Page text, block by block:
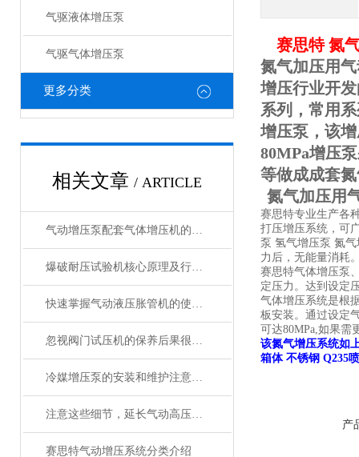
气驱液体增压泵
气驱气体增压泵
更多分类
相关文章 / ARTICLE
气动增压泵配套气体增压机的优点
爆破耐压试验机核心原理及行业应用
快速掌握气动液压胀管机的使用要点
忽视阀门试压机的保养后果很严重
冷媒增压泵的安装和维护注意事项有哪些？
注意这些细节，延长气动高压泵使用寿命
赛思特气动增压系统分类介绍
赛思特氮
氮气加压用
增压行业开
系列，常用
增压泵，该
80MPa增压
等做成成套
氮气加压用
赛思特专业生产各
打压增压系统，可
泵 氢气增压泵 氮
力后，无能量消耗
赛思特气体增压泵
定压力。达到设定
气体增压系统是根
板安装。通过设定
可达80MPa,如果需
该氮气增压系统如
箱体 不锈钢 Q235
产